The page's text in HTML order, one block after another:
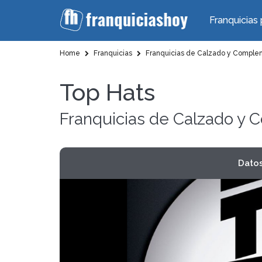
Home Franquicias Franquicias de Calzado y
Top Hats
Franquicias de Calzado y